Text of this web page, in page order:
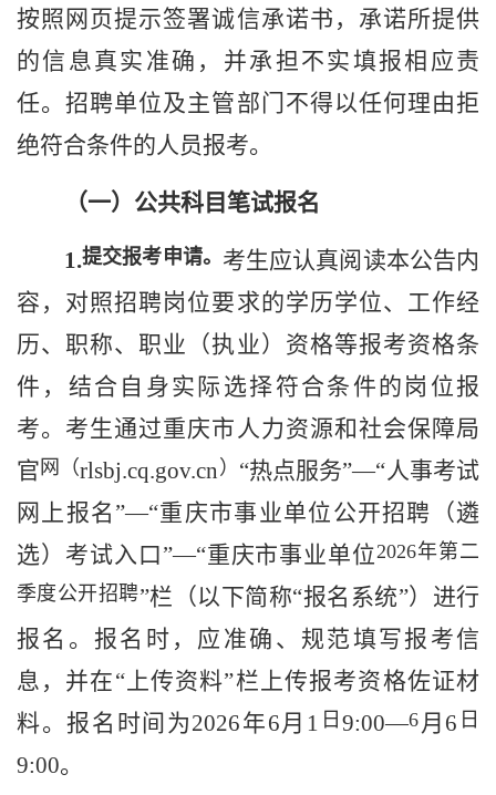
按照网页提示签署诚信承诺书，承诺所提供
的信息真实准确，并承担不实填报相应责
任。招聘单位及主管部门 不得以任何理由拒
绝符合条件的人员报考。
（一） 公共科目笔试报名
1.提交报考申请。 考生应认真阅读本公告内
容，对照招聘岗位要求的学历学位、工作经
历、职称、职业（执业）资格等报考资格条
件，结合自身实际选择符合条件的岗位报
考。考生通过重庆市 人力资源和社会保障局
官 网（rlsbj.cq.gov.cn ） “热点服务”—“人事考试
网上报名”—“重庆市事业单位公开招聘（遴
选）考试入口”—“重庆市事业单位2026年第二
季度公开招聘”栏（以下简称“报名系统”）进行
报名。报名时，应 准确 、规范填写报考信
息，并在“上传资料”栏 上传报考资格佐证材
料。报名时间为2026年6月 1 日9:00—6 月 6 日
9:00。